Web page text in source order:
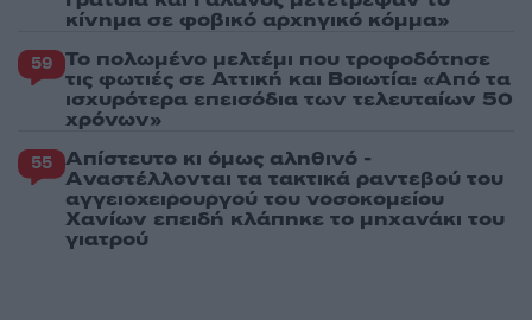
κίνημα σε φοβικό αρχηγικό κόμμα»
59 Το πολωμένο μελτέμι που τροφοδότησε
τις φωτιές σε Αττική και Βοιωτία: «Από τα
ισχυρότερα επεισόδια των τελευταίων 50
χρόνων»
55 Απίστευτο κι όμως αληθινό -
Aναστέλλονται τα τακτικά ραντεβού του
αγγειοχειρουργού του νοσοκομείου
Χανίων επειδή κλάπηκε το μηχανάκι του
γιατρού